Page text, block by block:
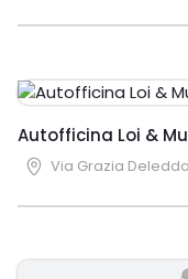
Autofficina Loi &
Via Grazia